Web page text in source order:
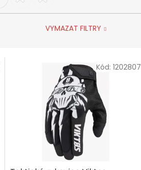
VYMAZAT FILTRY
Kód: 1202807